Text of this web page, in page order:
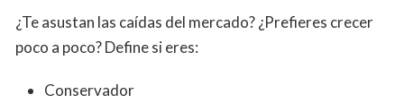
¿Te asustan las caídas del mercado? ¿Prefieres crecer
poco a poco? Define si eres:
Conservador